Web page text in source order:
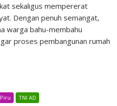
sekaligus mempererat
Dengan penuh semangat,
warga bahu-membahu
proses pembangunan rumah
TNI AD